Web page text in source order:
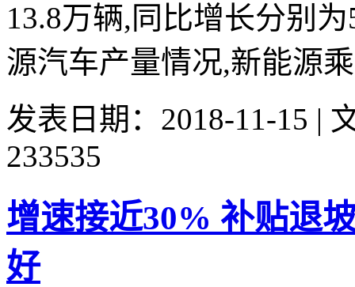
13.8万辆,同比增长分别
源汽车产量情况,新能源
发表日期：2018-11-15 |
233535
增速接近30% 补贴退
好